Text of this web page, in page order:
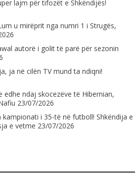
lajm për tifozët e Shkëndijës!
u mirëprit nga numri 1 i Strugës,
autorë i golit të parë për sezonin
ja në cilën TV mund ta ndiqni!
edhe ndaj skocezëve të Hibernian,
23/07/2026
i 35-të në futboll! Shkëndija e
e vetme 23/07/2026